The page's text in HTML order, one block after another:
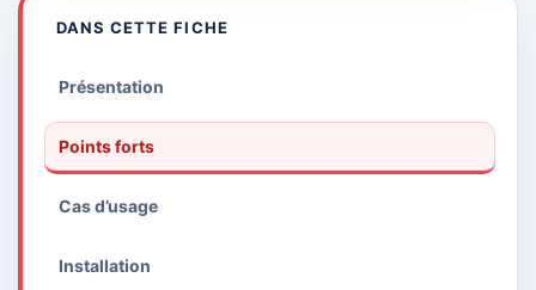
DANS CETTE FICHE
Présentation
Points forts
Cas d’usage
Installation